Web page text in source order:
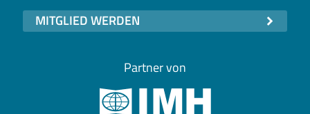
MITGLIED WERDEN
Partner von